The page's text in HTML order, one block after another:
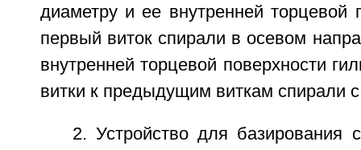
диаметру и ее внутренней торцевой
первый виток спирали в осевом
внутренней торцевой поверхности
витки к предыдущим виткам спирали
2. Устройство для базирования